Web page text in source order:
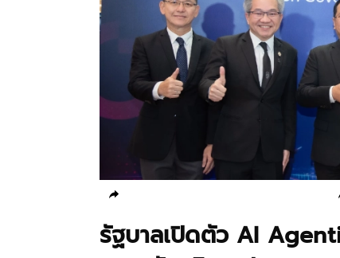
รัฐบาลเปิดตัว AI